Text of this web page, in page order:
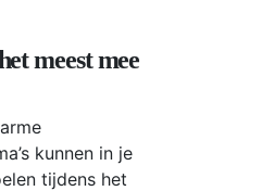
meest mee
kunnen in je
tijdens het